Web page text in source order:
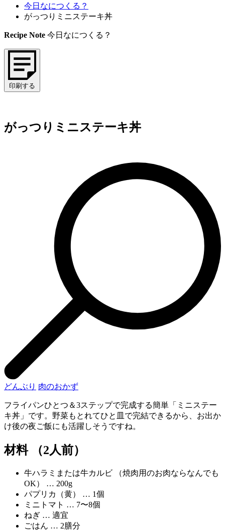
今日なにつくる？
がっつりミニステーキ丼
Recipe Note 今日なにつくる？
印刷する
がっつりミニステーキ丼
どんぶり 肉のおかず
フライパンひとつ＆3ステップで完成する簡単「ミニステー
キ丼」です。野菜もとれてひと皿で完結できるから、お出か
け後の夜ご飯にも活躍しそうですね。
材料 （2人前）
牛ハラミまたは牛カルビ （焼肉用のお肉ならなんでも
OK） … 200g
パプリカ（黄） … 1個
ミニトマト … 7〜8個
ねぎ … 適宜
ごはん … 2膳分